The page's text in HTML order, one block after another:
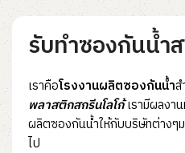
รับทำซองกันน้ำ
เราคือโรงงานผลิตซองกันน้ำ
พลาสติกสกรีนโลโก้เรามีผลงา
ผลิตซองกันน้ำให้กับบริษัทต่างๆ
ไป